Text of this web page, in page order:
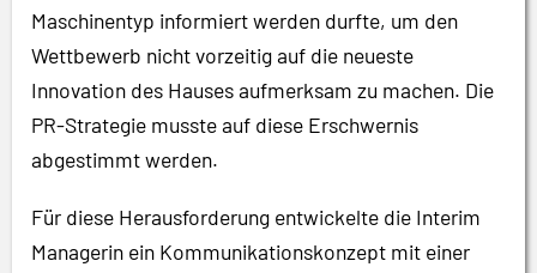
Maschinentyp informiert werden durfte, um den
Wettbewerb nicht vorzeitig auf die neueste
Innovation des Hauses aufmerksam zu machen. Die
PR-Strategie musste auf diese Erschwernis
abgestimmt werden.
Für diese Herausforderung entwickelte die Interim
Managerin ein Kommunikationskonzept mit einer